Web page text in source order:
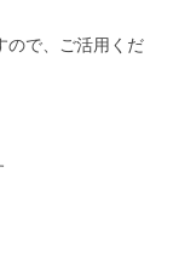
ので、ご活用くだ